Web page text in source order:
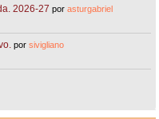
2026-27 porasturgabriel
porsivigliano